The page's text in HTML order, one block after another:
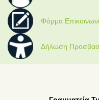
Φόρμα
Δήλωση